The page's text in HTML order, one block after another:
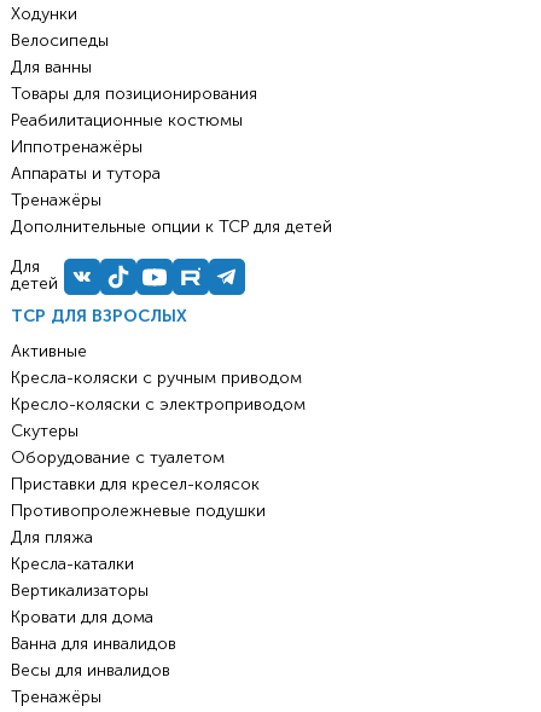
ТСР ДЛЯ ВЗРОСЛЫХ
Активные
Кресла-коляски с ручным приводом
Кресло-коляски с электроприводом
Скутеры
Оборудование с туалетом
Приставки для кресел-колясок
Противопролежневые подушки
Для пляжа
Кресла-каталки
Вертикализаторы
Кровати для дома
Ванна для инвалидов
Весы для инвалидов
Тренажёры
Ходунки
Велосипеды
Для ванны
Товары для позиционирования
Реабилитационные костюмы
Иппотренажёры
Аппараты и тутора
Тренажёры
Дополнительные опции к ТСР для детей
Для
детей